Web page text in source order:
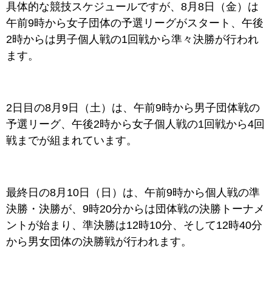
具体的な競技スケジュールですが、8月8日（金）は
午前9時から女子団体の予選リーグがスタート、午後
2時からは男子個人戦の1回戦から準々決勝が行われ
ます。
2日目の8月9日（土）は、午前9時から男子団体戦の
予選リーグ、午後2時から女子個人戦の1回戦から4回
戦までが組まれています。
最終日の8月10日（日）は、午前9時から個人戦の準
決勝・決勝が、9時20分からは団体戦の決勝トーナメ
ントが始まり、準決勝は12時10分、そして12時40分
から男女団体の決勝戦が行われます。